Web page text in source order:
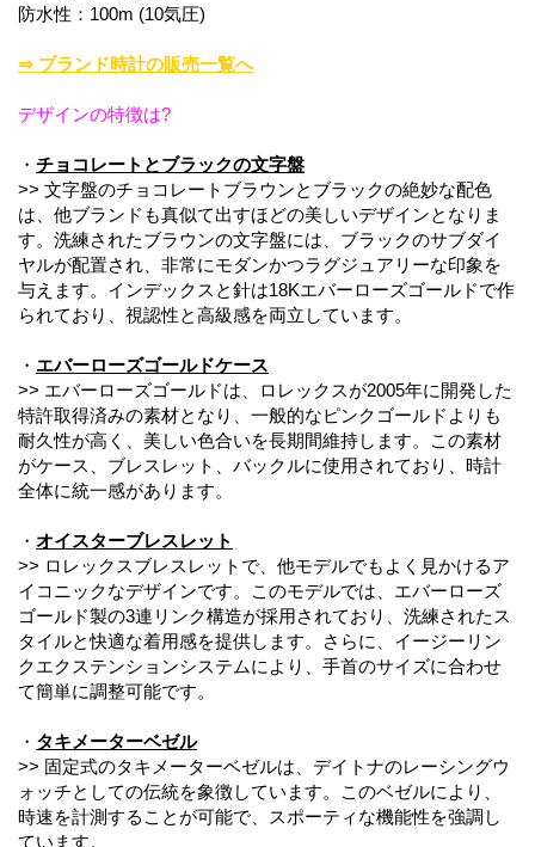
防水性：100m (10気圧)
⇒ ブランド時計の販売一覧へ
デザインの特徴は?
・ チョコレートとブラックの文字盤
>> 文字盤のチョコレートブラウンとブラックの絶妙な配色
は、他ブランドも真似て出すほどの美しいデザインとなりま
す。洗練されたブラウンの文字盤には、ブラックのサブダイ
ヤルが配置され、非常にモダンかつラグジュアリーな印象を
与えます。インデックスと針は18Kエバーローズゴールドで作
られており、視認性と高級感を両立しています。
・ エバーローズゴールドケース
>> エバーローズゴールドは、ロレックスが2005年に開発した
特許取得済みの素材となり、一般的なピンクゴールドよりも
耐久性が高く、美しい色合いを長期間維持します。この素材
がケース、ブレスレット、バックルに使用されており、時計
全体に統一感があります。
・ オイスターブレスレット
>> ロレックスブレスレットで、他モデルでもよく見かけるア
イコニックなデザインです。このモデルでは、エバーローズ
ゴールド製の3連リンク構造が採用されており、洗練されたス
タイルと快適な着用感を提供します。さらに、イージーリン
クエクステンションシステムにより、手首のサイズに合わせ
て簡単に調整可能です。
・ タキメーターベゼル
>> 固定式のタキメーターベゼルは、デイトナのレーシングウ
ォッチとしての伝統を象徴しています。このベゼルにより、
時速を計測することが可能で、スポーティな機能性を強調し
ています。